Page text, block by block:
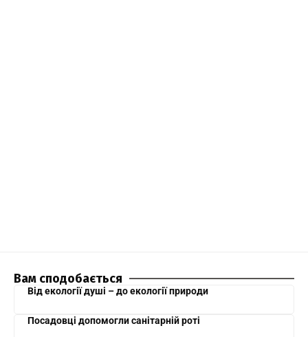
Вам сподобається
Від екології душі – до екології природи
Посадовці допомогли санітарній роті